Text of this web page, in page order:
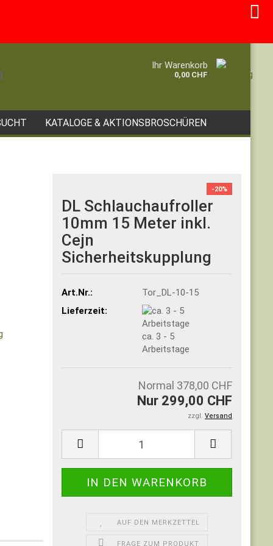
Ihr Warenkorb
0,00 CHF
KATALOGE & AKTIONSBROSCHÜREN
-20%
DL Schlauchaufroller
10mm 15 Meter inkl.
Cejn
Sicherheitskupplung
Art.Nr.:
Tor_DL-10-15
Lieferzeit:
ca. 3 - 5
Arbeitstage
Normal 378,00 CHF
Nur 299,00 CHF
zzgl. Versand
AUF DEN MERKZETTEL
FRAGE ZUM PRODUKT